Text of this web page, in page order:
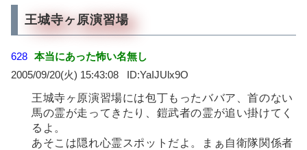
王城寺ヶ原演習場
628 本当にあった怖い名無し
2005/09/20(火) 15:43:08
YaIJUlx9O
王城寺ヶ原演習場には包丁もったババア、首のない
馬の霊が走ってきたり、鎧武者の霊が追い掛けてく
るよ。
あそこは隠れ心霊スポットだよ。まぁ自衛隊関係者